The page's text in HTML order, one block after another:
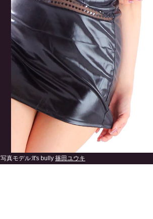
写真モデル:It's bully 篠田ユウキ